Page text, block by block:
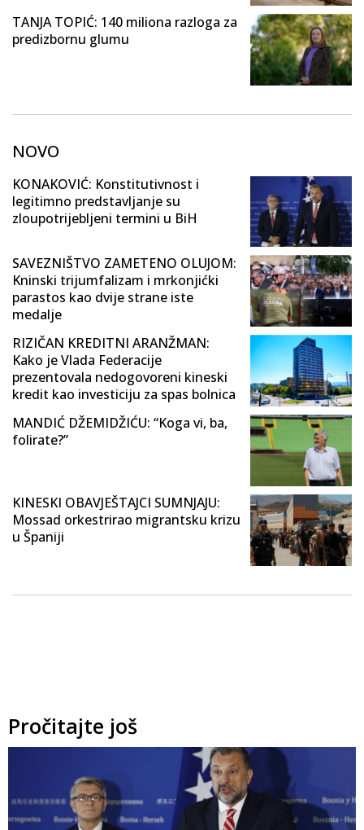
TANJA TOPIĆ: 140 miliona razloga za
predizbornu glumu
NOVO
KONAKOVIĆ: Konstitutivnost i
legitimno predstavljanje su
zloupotrijebljeni termini u BiH
SAVEZNIŠTVO ZAMETENO OLUJOM:
Kninski trijumfalizam i mrkonjićki
parastos kao dvije strane iste
medalje
RIZIČAN KREDITNI ARANŽMAN:
Kako je Vlada Federacije
prezentovala nedogovoreni kineski
kredit kao investiciju za spas bolnica
MANDIĆ DŽEMIDŽIĆU: “Koga vi, ba,
folirate?”
KINESKI OBAVJEŠTAJCI SUMNJAJU:
Mossad orkestrirao migrantsku krizu
u Španiji
Pročitajte još